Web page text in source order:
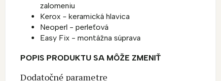
zalomeniu
Kerox - keramická hlavica
Neoperl - perleťová
Easy Fix - montážna súprava
POPIS PRODUKTU SA MÔŽE ZMENIŤ
Dodatočné parametre